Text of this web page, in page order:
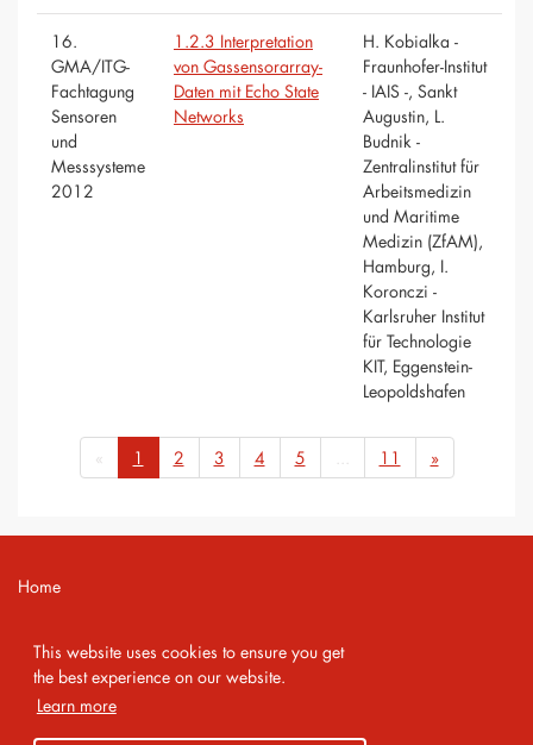
This website uses cookies to ensure you get
the best experience on our website.
Learn more
16.
GMA/ITG-
Fachtagung
Sensoren
und
Messsysteme
2012
1.2.3 Interpretation
von Gassensorarray-
Daten mit Echo State
Networks
H. Kobialka -
Fraunhofer-Institut
- IAIS -, Sankt
Augustin, L.
Budnik -
Zentralinstitut für
Arbeitsmedizin
und Maritime
Medizin (ZfAM),
Hamburg, I.
Koronczi -
Karlsruher Institut
für Technologie
KIT, Eggenstein-
Leopoldshafen
« 1 2 3 4 5 ... 11 »
Home
Imprint
Privacy Policy